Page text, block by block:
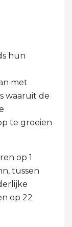
hun
met
waaruit de
te groeien
op 1
tussen
op 22